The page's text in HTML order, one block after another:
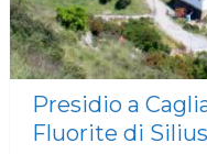
Presidio a
Fluorite di Silius